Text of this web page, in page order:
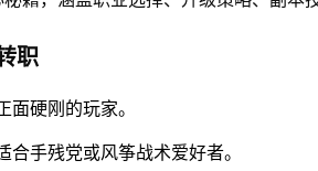
职
面硬刚的玩家。
合手残党或风筝战术爱好者。